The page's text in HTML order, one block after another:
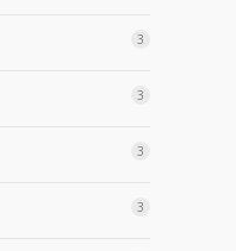
3
3
3
3